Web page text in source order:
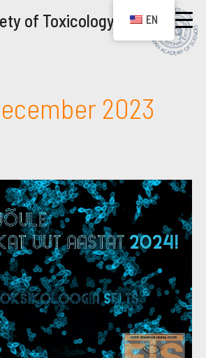
of Toxicology
2023
EN